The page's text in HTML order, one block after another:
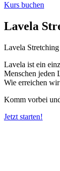
Kurs buchen
Lavela
Lavela
Lavela ist ein
Menschen jeden
Wie erreichen
Komm vorbei
Jetzt starten!